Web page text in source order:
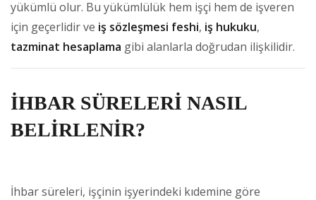
yükümlü olur. Bu yükümlülük hem işçi hem de işveren
için geçerlidir ve iş sözleşmesi feshi, iş hukuku,
tazminat hesaplama gibi alanlarla doğrudan ilişkilidir.
İHBAR SÜRELERİ NASIL
BELİRLENİR?
İhbar süreleri, işçinin işyerindeki kıdemine göre